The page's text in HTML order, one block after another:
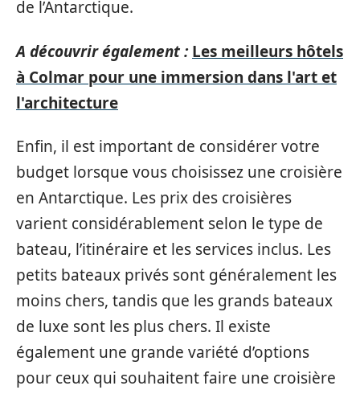
de l’Antarctique.
A découvrir également : Les meilleurs hôtels
à Colmar pour une immersion dans l'art et
l'architecture
Enfin, il est important de considérer votre
budget lorsque vous choisissez une croisière
en Antarctique. Les prix des croisières
varient considérablement selon le type de
bateau, l’itinéraire et les services inclus. Les
petits bateaux privés sont généralement les
moins chers, tandis que les grands bateaux
de luxe sont les plus chers. Il existe
également une grande variété d’options
pour ceux qui souhaitent faire une croisière